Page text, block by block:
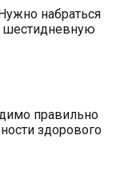
набраться
шестидневную
правильно
здорового